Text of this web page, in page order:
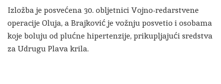
Izložba je posvećena 30. obljetnici Vojno-redarstvene
operacije Oluja, a Brajković je vožnju posvetio i osobama
koje boluju od plućne hipertenzije, prikupljajući sredstva
za Udrugu Plava krila.